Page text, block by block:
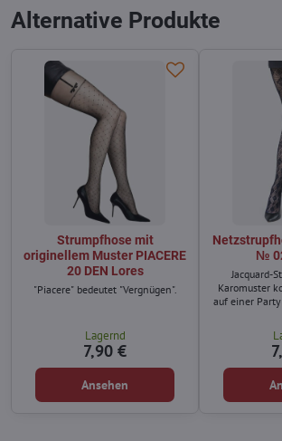
Alternative Produkte
Strumpfhose mit
originellem Muster PIACERE
20 DEN Lores
"Piacere" bedeutet "Vergnügen".
Lagernd
7,90 €
Ansehen
№
Jacquard-
Karomuster
auf einer